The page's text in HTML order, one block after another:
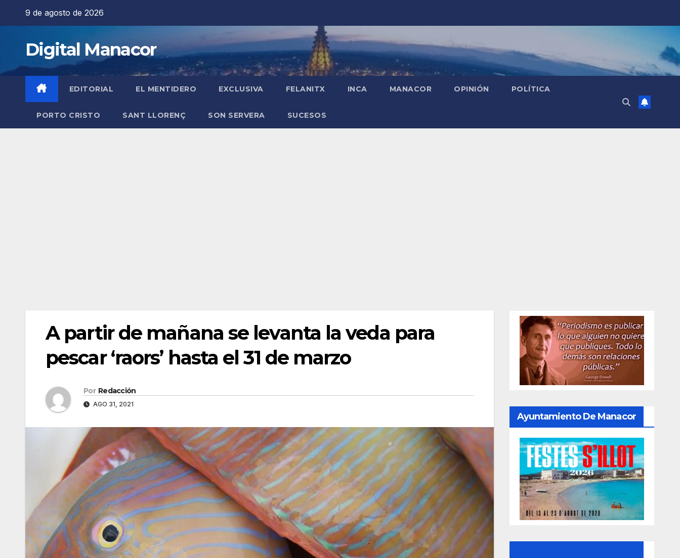
9 de agosto de 2026
Digital Manacor
EDITORIAL EL MENTIDERO EXCLUSIVA FELANITX INCA MANACOR OPINIÓN POLÍTICA
PORTO CRISTO SANT LLORENÇ SON SERVERA SUCESOS
A partir de mañana se levanta la veda para
pescar ‘raors’ hasta el 31 de marzo
Por Redacción
AGO 31, 2021
Ayuntamiento De Manacor